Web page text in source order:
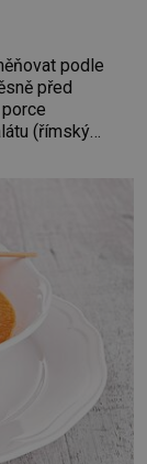
podle
před
(římský
1 lžíci citronové